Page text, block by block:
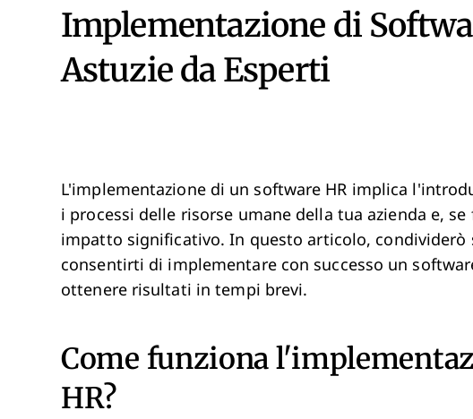
Implementazione di
Astuzie da Esperti
L'implementazione di un software HR implica
i processi delle risorse umane della tua azienda e,
impatto significativo. In questo articolo,
consentirti di implementare con successo un
ottenere risultati in tempi brevi.
Come funziona
HR?